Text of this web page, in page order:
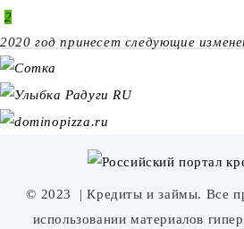
2
2020 год принесет следующие
© 2023
| Кредиты и займы. Все
использовании материалов